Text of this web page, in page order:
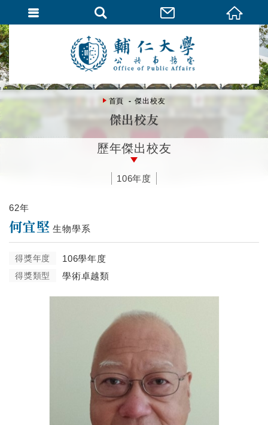
首頁 傑出校友
傑出校友
歷年傑出校友
106年度
62年
何宜堅 生物學系
得獎年度 106學年度
得獎類型 學術卓越類